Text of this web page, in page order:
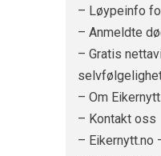
– Løypeinfo
– Anmeldte
– Gratis
– Om
– Kontakt oss
– Eikernytt.no